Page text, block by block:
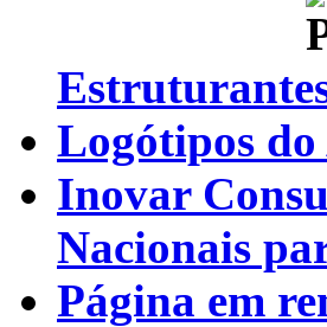
Logótipos do
Inovar
Nacionais
Página em